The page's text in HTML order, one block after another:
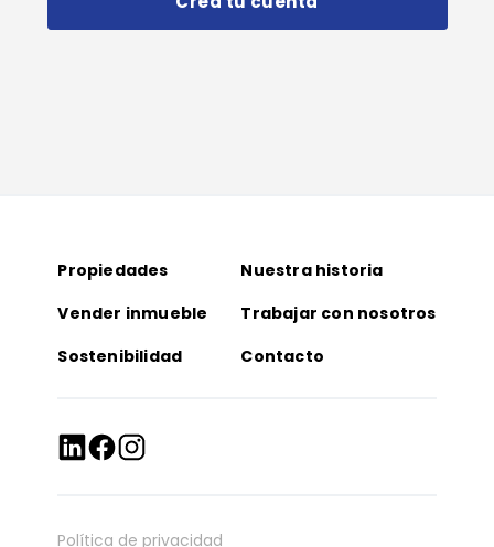
Propiedades
Nuestra historia
Vender inmueble
Trabajar con nosotros
Sostenibilidad
Contacto
Política de privacidad